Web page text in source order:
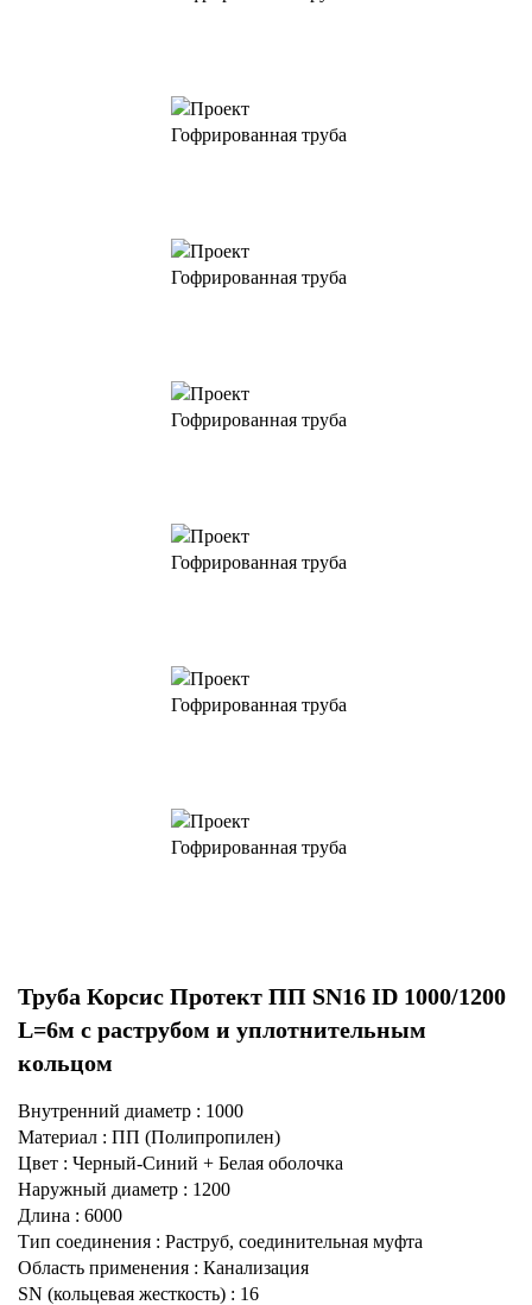
Труба Корсис Протект ПП SN16 ID 1000/1200
L=6м с раструбом и уплотнительным
кольцом
Внутренний диаметр : 1000
Материал : ПП (Полипропилен)
Цвет : Черный-Синий + Белая оболочка
Наружный диаметр : 1200
Длина : 6000
Тип соединения : Раструб, соединительная муфта
Область применения : Канализация
SN (кольцевая жесткость) : 16